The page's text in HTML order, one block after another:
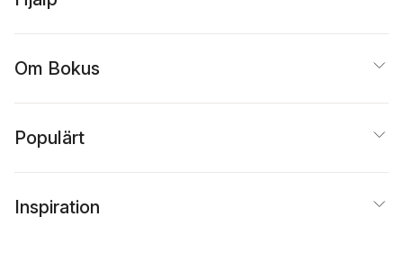
Om Bokus
Populärt
Inspiration